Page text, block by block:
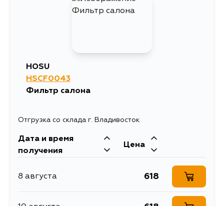
HOSU
HSCF0043
Фильтр салона
Отгрузка со склада г. Владивосток
Дата и время
получения
Цена
8 августа 618